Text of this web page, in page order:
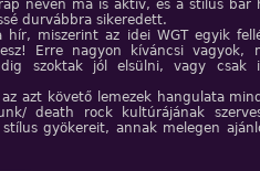
néven ma is aktív, és a stílus bár
durvábbra sikeredett.
hír, miszerint az idei WGT egyik
Erre nagyon kíváncsi vagyok,
szoktak jól elsülni, vagy csak
azt követő lemezek hangulata
death rock kultúrájának
gyökereit, annak melegen